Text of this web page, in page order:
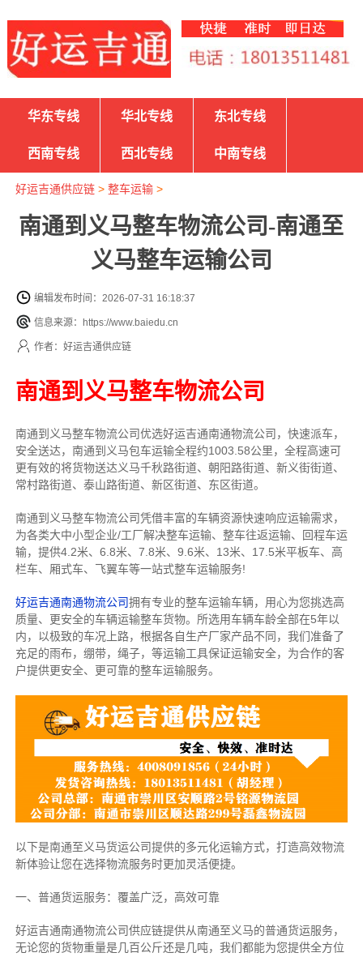
华东专线 华北专线 东北专线
西南专线 西北专线 中南专线
好运吉通供应链> 整车运输>
南通到义马整车物流公司-南通至
义马整车运输公司
编辑发布时间：2026-07-31 16:18:37
信息来源：https://www.baiedu.cn
作者：好运吉通供应链
南通到义马整车物流公司
南通到义马整车物流公司优选好运吉通南通物流公司，快速派车，
安全送达，南通到义马包车运输全程约1003.58公里，全程高速可
更有效的将货物送达义马千秋路街道、朝阳路街道、新义街街道、
常村路街道、泰山路街道、新区街道、东区街道。
南通到义马整车物流公司凭借丰富的车辆资源快速响应运输需求，
为各类大中小型企业/工厂解决整车运输、整车往返运输、回程车运
输， 提供4.2米、6.8米、7.8米、9.6米、13米、17.5米平板车、高
栏车、厢式车、飞翼车等一站式整车运输服务!
好运吉通南通物流公司拥有专业的整车运输车辆，用心为您挑选高
质量、更安全的车辆运输整车货物。所选用车辆车龄全部在5年以
内，以极致的车况上路，根据各自生产厂家产品不同，我们准备了
充足的雨布，绷带，绳子，等运输工具保证运输安全，为合作的客
户提供更安全、更可靠的整车运输服务。
以下是南通至义马货运公司提供的多元化运输方式，打造高效物流
新体验让您在选择物流服务时更加灵活便捷。
一、普通货运服务：覆盖广泛，高效可靠
好运吉通南通物流公司供应链提供从南通至义马的普通货运服务，
无论您的货物重量是几百公斤还是几吨，我们都能为您提供全方位